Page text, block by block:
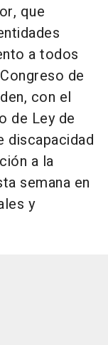
que
a todos
de
con el
de Ley de
discapacidad
a la
semana en
y